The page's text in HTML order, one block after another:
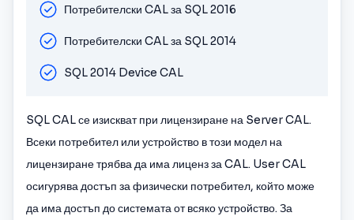
SQL CAL се изискват при лицензиране на Server CAL.
Всеки потребител или устройство в този модел на
лицензиране трябва да има лиценз за CAL. User CAL
осигурява достъп за физически потребител, който може
да има достъп до системата от всяко устройство. За
Потребителски CAL за SQL 2016
Потребителски CAL за SQL 2014
SQL 2014 Device CAL